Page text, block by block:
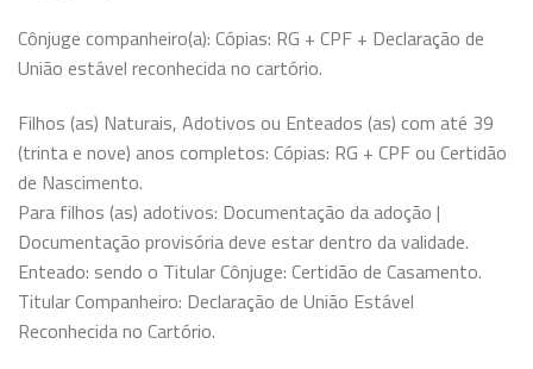
Cônjuge companheiro(a): Cópias: RG + CPF + Declaração de
União estável reconhecida no cartório.
Filhos (as) Naturais, Adotivos ou Enteados (as) com até 39
(trinta e nove) anos completos: Cópias: RG + CPF ou Certidão
de Nascimento.
Para filhos (as) adotivos: Documentação da adoção |
Documentação provisória deve estar dentro da validade.
Enteado: sendo o Titular Cônjuge: Certidão de Casamento.
Titular Companheiro: Declaração de União Estável
Reconhecida no Cartório.